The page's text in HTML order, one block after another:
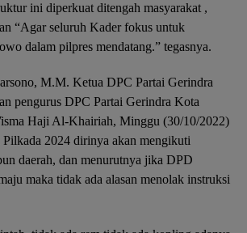
ini diperkuat ditengah masyarakat ,
“Agar seluruh Kader fokus untuk
dalam pilpres mendatang.” tegasnya.
M.M. Ketua DPC Partai Gerindra
pengurus DPC Partai Gerindra Kota
Haji Al-Khairiah, Minggu (30/10/2022)
Pilkada 2024 dirinya akan mengikuti
daerah, dan menurutnya jika DPD
maka tidak ada alasan menolak instruksi